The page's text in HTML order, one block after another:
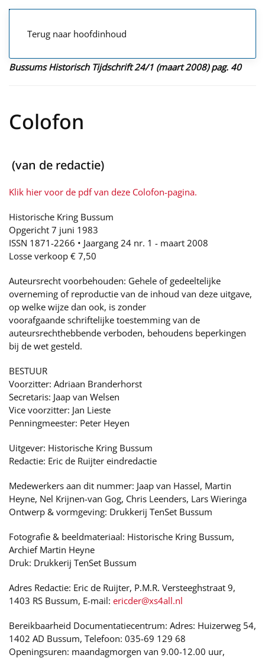
Terug naar hoofdinhoud
Bussums Historisch Tijdschrift 24/1 (maart 2008) pag. 40
Colofon
(van de redactie)
Klik hier voor de pdf van deze Colofon-pagina.
Historische Kring Bussum
Opgericht 7 juni 1983
ISSN 1871-2266 • Jaargang 24 nr. 1 - maart 2008
Losse verkoop € 7,50
Auteursrecht voorbehouden: Gehele of gedeeltelijke
overneming of reproductie van de inhoud van deze uitgave,
op welke wijze dan ook, is zonder
voorafgaande schriftelijke toestemming van de
auteursrechthebbende verboden, behoudens beperkingen
bij de wet gesteld.
BESTUUR
Voorzitter: Adriaan Branderhorst
Secretaris: Jaap van Welsen
Vice voorzitter: Jan Lieste
Penningmeester: Peter Heyen
Uitgever: Historische Kring Bussum
Redactie: Eric de Ruijter eindredactie
Medewerkers aan dit nummer: Jaap van Hassel, Martin
Heyne, Nel Krijnen-van Gog, Chris Leenders, Lars Wieringa
Ontwerp & vormgeving: Drukkerij TenSet Bussum
Fotografie & beeldmateriaal: Historische Kring Bussum,
Archief Martin Heyne
Druk: Drukkerij TenSet Bussum
Adres Redactie: Eric de Ruijter, P.M.R. Versteeghstraat 9,
1403 RS Bussum, E-mail: ericder@xs4all.nl
Bereikbaarheid Documentatiecentrum: Adres: Huizerweg 54,
1402 AD Bussum, Telefoon: 035-69 129 68
Openingsuren: maandagmorgen van 9.00-12.00 uur,